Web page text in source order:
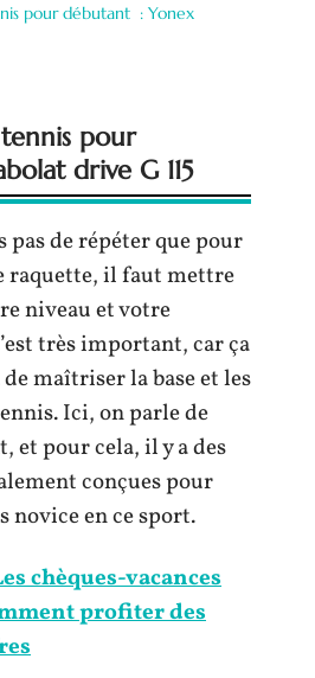
pour débutant : Yonex
pour
drive G 115
pas de répéter que pour
raquette, il faut mettre
niveau et votre
très important, car ça
maîtriser la base et les
Ici, on parle de
et pour cela, il y a des
conçues pour
novice en ce sport.
chèques-vacances
profiter des